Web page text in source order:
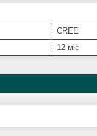
CREE
12 міс